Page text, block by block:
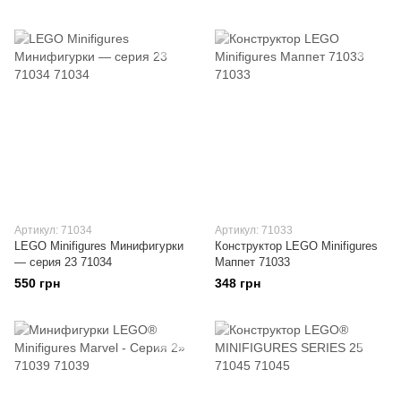
Артикул: 71034
LEGO Minifigures Минифигурки
— серия 23 71034
550 грн
Артикул: 71033
Конструктор LEGO Minifigures
Маппет 71033
348 грн